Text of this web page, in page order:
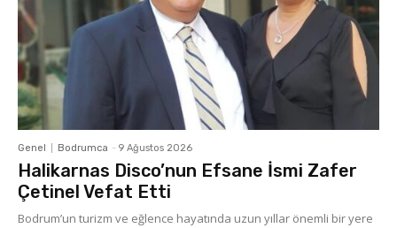
Genel Bodrumca - 9 Ağustos 2026
Halikarnas Disco’nun Efsane İsmi Zafer
Çetinel Vefat Etti
Bodrum’un turizm ve eğlence hayatında uzun yıllar önemli bir yere